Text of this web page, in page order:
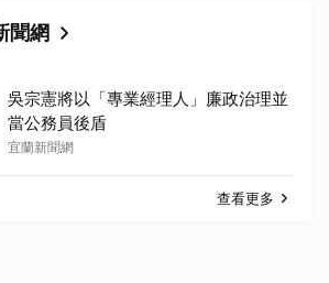
聞網
吳宗憲將以「專業經理人」廉政治理並
當公務員後盾
宜蘭新聞網
查看更多